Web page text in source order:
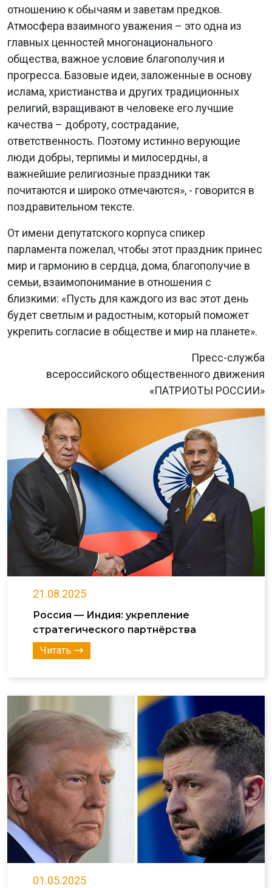
отношению к обычаям и заветам предков.
Атмосфера взаимного уважения – это одна из
главных ценностей многонационального
общества, важное условие благополучия и
прогресса. Базовые идеи, заложенные в основу
ислама, христианства и других традиционных
религий, взращивают в человеке его лучшие
качества – доброту, сострадание,
ответственность. Поэтому истинно верующие
люди добры, терпимы и милосердны, а
важнейшие религиозные праздники так
почитаются и широко отмечаются», - говорится в
поздравительном тексте.
От имени депутатского корпуса спикер
парламента пожелал, чтобы этот праздник принес
мир и гармонию в сердца, дома, благополучие в
семьи, взаимопонимание в отношения с
близкими: «Пусть для каждого из вас этот день
будет светлым и радостным, который поможет
укрепить согласие в обществе и мир на планете».
Пресс-служба
всероссийского общественного движения
«ПАТРИОТЫ РОССИИ»
21.08.2025
Россия — Индия: укрепление
стратегического партнёрства
Читать
01.05.2025